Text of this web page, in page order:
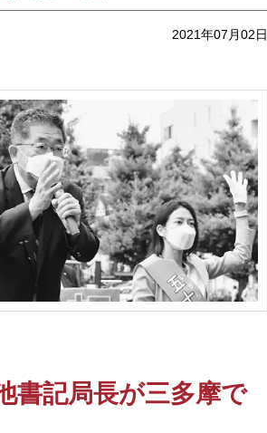
2021年07月02日
書記局長が三多摩で